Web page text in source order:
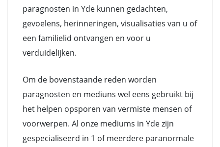
paragnosten in Yde kunnen gedachten,
gevoelens, herinneringen, visualisaties van u of
een familielid ontvangen en voor u
verduidelijken.
Om de bovenstaande reden worden
paragnosten en mediuns wel eens gebruikt bij
het helpen opsporen van vermiste mensen of
voorwerpen. Al onze mediums in Yde zijn
gespecialiseerd in 1 of meerdere paranormale